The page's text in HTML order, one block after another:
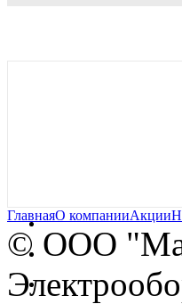
ГлавнаяО компанииАкции
© OOO